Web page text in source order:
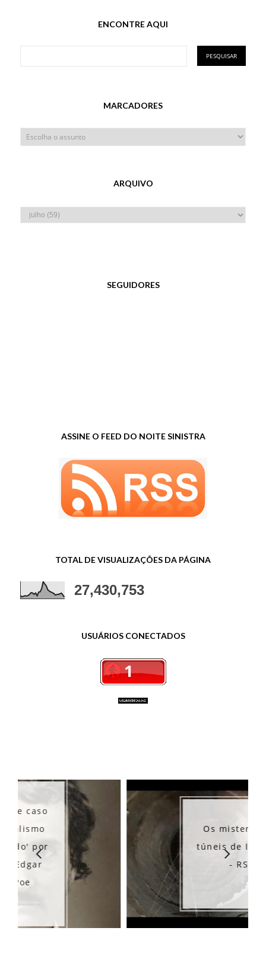
ENCONTRE AQUI
MARCADORES
ARQUIVO
SEGUIDORES
ASSINE O FEED DO NOITE SINISTRA
TOTAL DE VISUALIZAÇÕES DA PÁGINA
27,430,753
USUÁRIOS CONECTADOS
Os misteriosos
túneis de Ibirubá